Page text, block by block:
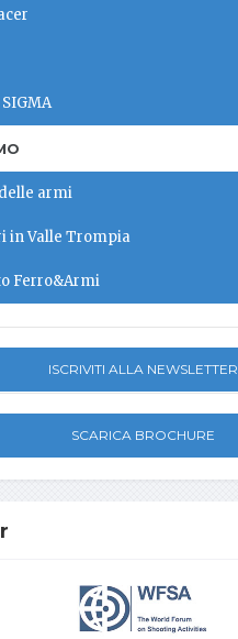
armi
in Valle Trompia
Ferro&Armi
ISCRIVITI ALLA NEWSLETTER
SCARICA BROCHURE